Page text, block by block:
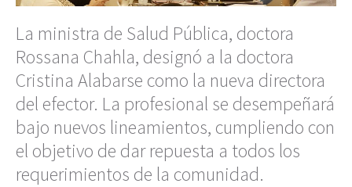
La ministra de Salud Pública, doctora
Rossana Chahla, designó a la doctora
Cristina Alabarse como la nueva directora
del efector. La profesional se desempeñará
bajo nuevos lineamientos, cumpliendo con
el objetivo de dar repuesta a todos los
requerimientos de la comunidad.